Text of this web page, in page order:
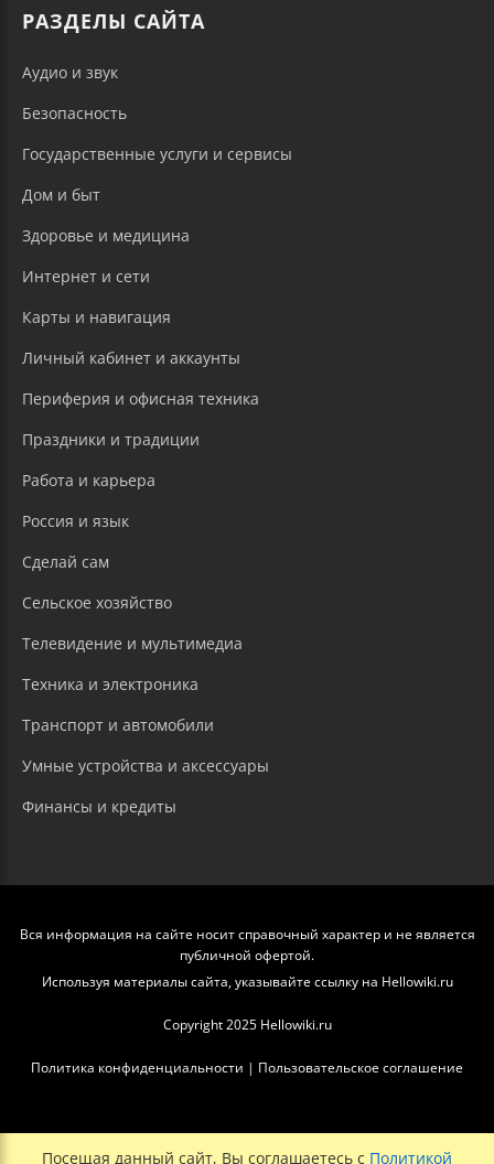
РАЗДЕЛЫ САЙТА
Аудио и звук
Безопасность
Государственные услуги и сервисы
Дом и быт
Здоровье и медицина
Интернет и сети
Карты и навигация
Личный кабинет и аккаунты
Периферия и офисная техника
Праздники и традиции
Работа и карьера
Россия и язык
Сделай сам
Сельское хозяйство
Телевидение и мультимедиа
Техника и электроника
Транспорт и автомобили
Умные устройства и аксессуары
Финансы и кредиты
Вся информация на сайте носит справочный характер и не является
публичной офертой.
Используя материалы сайта, указывайте ссылку на Hellowiki.ru
Copyright 2025 Hellowiki.ru
Политика конфиденциальности | Пользовательское соглашение
Посещая данный сайт, Вы соглашаетесь с Политикой